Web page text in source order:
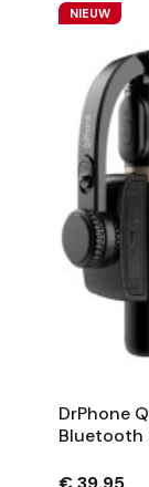
NIEUW
DrPhone
Bluetooth